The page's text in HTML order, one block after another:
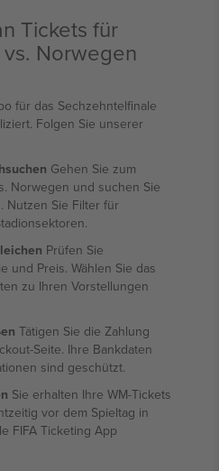
Tickets für
Norwegen
für das Sechzehntelfinale
Folgen Sie unserer
Gehen Sie zum
Norwegen und suchen Sie
Nutzen Sie Filter für
Prüfen Sie
und Preis. Wählen Sie das
zu Ihren Vorstellungen
Tätigen Sie die Zahlung
Seite. Ihre Bankdaten
sind geschützt.
Sie erhalten Ihre WM-Tickets
vor dem Spieltag in
FIFA Ticketing App